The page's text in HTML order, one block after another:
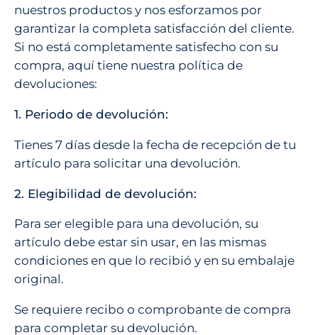
nuestros productos y nos esforzamos por
garantizar la completa satisfacción del cliente.
Si no está completamente satisfecho con su
compra, aquí tiene nuestra política de
devoluciones:
1. Periodo de devolución:
Tienes 7 días desde la fecha de recepción de tu
artículo para solicitar una devolución.
2. Elegibilidad de devolución:
Para ser elegible para una devolución, su
artículo debe estar sin usar, en las mismas
condiciones en que lo recibió y en su embalaje
original.
Se requiere recibo o comprobante de compra
para completar su devolución.